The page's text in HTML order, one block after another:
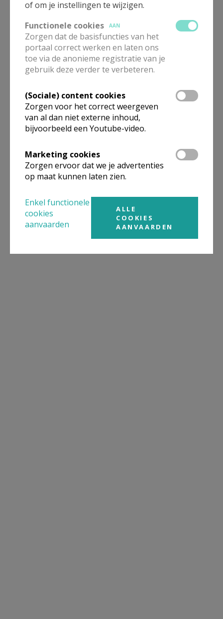
of om je instellingen te wijzigen.
Functionele cookies
AAN
Zorgen dat de basisfuncties van het
portaal correct werken en laten ons
toe via de anonieme registratie van je
gebruik deze verder te verbeteren.
(Sociale) content cookies
Zorgen voor het correct weergeven
van al dan niet externe inhoud,
bijvoorbeeld een Youtube-video.
Marketing cookies
Zorgen ervoor dat we je advertenties
op maat kunnen laten zien.
Enkel functionele
cookies
aanvaarden
ALLE
COOKIES
AANVAARDEN